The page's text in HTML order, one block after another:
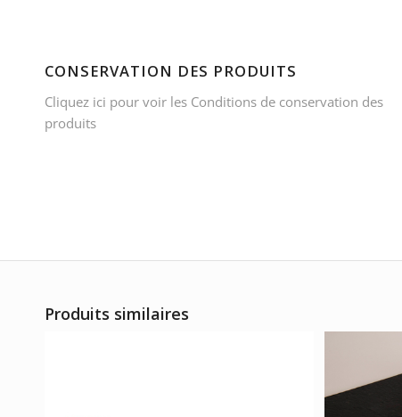
CONSERVATION DES PRODUITS
Cliquez ici pour voir les Conditions de conservation des
produits
Produits similaires